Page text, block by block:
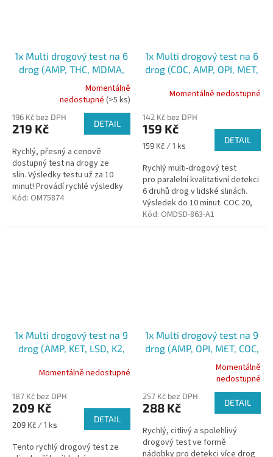
1x Multi drogový test na 6
drog (AMP, THC, MDMA,
COC, OPI, MET) ze slin
produktu
je
z
5
hvězdiček.
Momentálně
nedostupné(>5 ks)
196 Kč bez DPH
219 Kč DETAIL
Rychlý, přesný a cenově
dostupný test na drogy ze
slin. Výsledky testu už za 10
minut! Provádí rychlé výsledky
AMP, THC, MDMA, COC, OPI a
Kód: OM75874
1x Multi drogový test na 6
drog (COC, AMP, OPI, MET,
Momentálně nedostupné
142 Kč bez DPH
159 Kč
Měrná
159 Kč / 1 ks
DETAIL
Rychlý multi-drogový test
pro paralelní kvalitativní detekci
6 druhů drog v lidské slinách.
Výsledek do 10 minut. COC 20,
AMP 50, OPI 40, MET 50, MDMA
50, THC 50...
Kód: OMDSD-863-A1
1x Multi drogový test na 9
drog (AMP, KET, LSD, K2,
MDPV) ze slin
Momentálně nedostupné
187 Kč bez DPH
209 Kč
Měrná
209 Kč / 1 ks
DETAIL
Tento rychlý drogový test ze
1x Multi drogový test na 9
drog (AMP, OPI, MET, COC,
produktu
je
z
5
Momentálně
nedostupné
257 Kč bez DPH
288 Kč DETAIL
Rychlý, citlivý a spolehlivý
drogový test ve formě
nádobky pro detekci více drog